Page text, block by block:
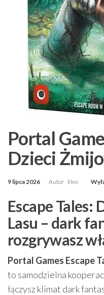
Portal
Dzieci
9 lipca 2026 Autor kleo
Escape
Lasu – dark
rozgrywasz
Portal Games Escape
to samodzielna
łączysz klimat dark